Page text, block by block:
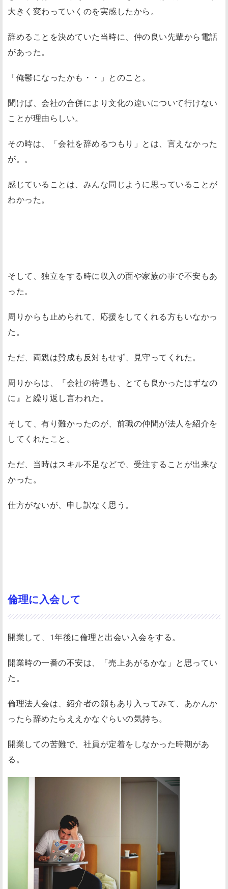
大きく変わっていくのを実感したから。
辞めることを決めていた当時に、仲の良い先輩から電話
があった。
「俺鬱になったかも・・」とのこと。
聞けば、会社の合併により文化の違いについて行けない
ことが理由らしい。
その時は、「会社を辞めるつもり」とは、言えなかった
が。。
感じていることは、みんな同じように思っていることが
わかった。
そして、独立をする時に収入の面や家族の事で不安もあ
った。
周りからも止められて、応援をしてくれる方もいなかっ
た。
ただ、両親は賛成も反対もせず、見守ってくれた。
周りからは、『会社の待遇も、とても良かったはずなの
に』と繰り返し言われた。
そして、有り難かったのが、前職の仲間が法人を紹介を
してくれたこと。
ただ、当時はスキル不足などで、受注することが出来な
かった。
仕方がないが、申し訳なく思う。
倫理に入会して
開業して、1年後に倫理と出会い入会をする。
開業時の一番の不安は、「売上あがるかな」と思ってい
た。
倫理法人会は、紹介者の顔もあり入ってみて、あかんか
ったら辞めたらええかなぐらいの気持ち。
開業しての苦難で、社員が定着をしなかった時期があ
る。